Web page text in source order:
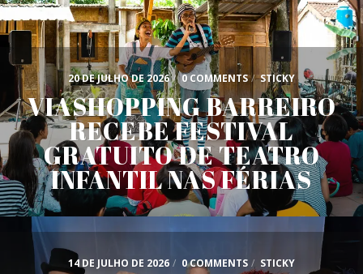
20 DE JULHO DE 2026 / 0 COMMENTS / STICKY
VIASHOPPING BARREIRO
RECEBE FESTIVAL
GRATUITO DE TEATRO
INFANTIL NAS FÉRIAS
14 DE JULHO DE 2026 / 0 COMMENTS / STICKY